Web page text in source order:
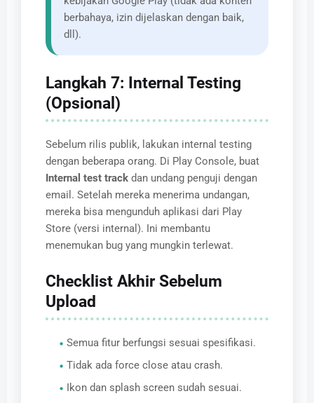
berbahaya, izin dijelaskan dengan baik,
dll).
Langkah 7: Internal Testing
(Opsional)
Sebelum rilis publik, lakukan internal testing
dengan beberapa orang. Di Play Console, buat
Internal test track dan undang penguji dengan
email. Setelah mereka menerima undangan,
mereka bisa mengunduh aplikasi dari Play
Store (versi internal). Ini membantu
menemukan bug yang mungkin terlewat.
Checklist Akhir Sebelum
Upload
Semua fitur berfungsi sesuai spesifikasi.
Tidak ada force close atau crash.
Ikon dan splash screen sudah sesuai.